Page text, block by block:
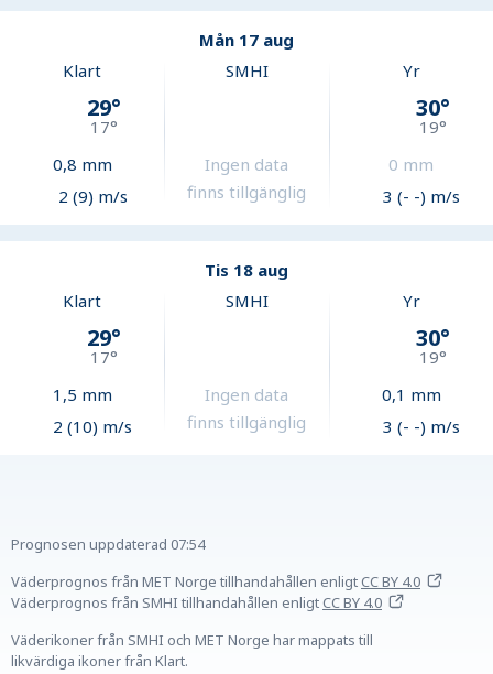
Mån 17 aug
Klart
29°
17°
0,8 mm
2 (9) m/s
SMHI
Ingen data
finns tillgänglig
Yr
30°
19°
0 mm
3 (- -) m/s
Tis 18 aug
Klart
29°
17°
1,5 mm
2 (10) m/s
SMHI
Ingen data
finns tillgänglig
Yr
30°
19°
0,1 mm
3 (- -) m/s
Prognosen uppdaterad 07:54
Väderprognos från MET Norge tillhandahållen enligtCC BY 4.0
Väderprognos från SMHI tillhandahållen enligtCC BY 4.0
Väderikoner från SMHI och MET Norge har mappats till
likvärdiga ikoner från Klart.